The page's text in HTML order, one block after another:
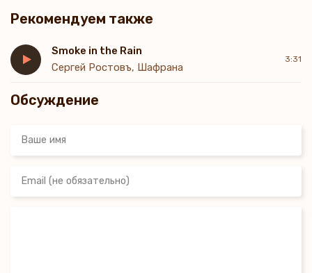
Рекомендуем также
Smoke in the Rain
Сергей Ростовъ, Шафрана
3:31
Обсуждение